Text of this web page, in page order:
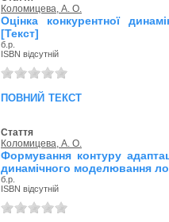
Коломицева, А. О.
Оцінка конкурентної
[Текст]
б.р.
ISBN відсутній
повний текст
Стаття
Коломицева, А. О.
Формування контуру
динамічного моделювання
б.р.
ISBN відсутній